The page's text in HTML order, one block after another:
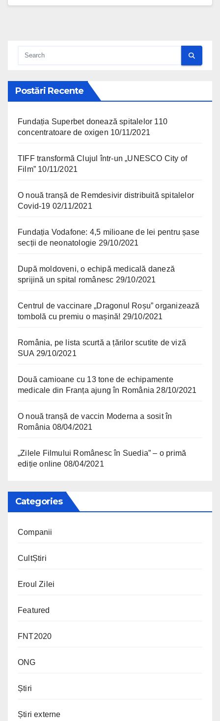
Postări Recente
Fundația Superbet donează spitalelor 110
concentratoare de oxigen 10/11/2021
TIFF transformă Clujul într-un „UNESCO City of
Film” 10/11/2021
O nouă tranșă de Remdesivir distribuită spitalelor
Covid-19 02/11/2021
Fundația Vodafone: 4,5 milioane de lei pentru șase
secții de neonatologie 29/10/2021
După moldoveni, o echipă medicală daneză
sprijină un spital românesc 29/10/2021
Centrul de vaccinare „Dragonul Roșu” organizează
tombolă cu premiu o mașină! 29/10/2021
România, pe lista scurtă a țărilor scutite de viză
SUA 29/10/2021
Două camioane cu 13 tone de echipamente
medicale din Franța ajung în România 28/10/2021
O nouă tranșă de vaccin Moderna a sosit în
România 08/04/2021
„Zilele Filmului Românesc în Suedia” – o primă
ediție online 08/04/2021
Categories
Companii
CultȘtiri
Eroul Zilei
Featured
FNT2020
ONG
Știri
Știri externe